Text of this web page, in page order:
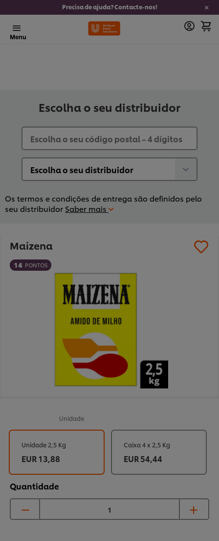
Precisa de ajuda? Contacte-nos!
Menu
Escolha o seu distribuidor
Os termos e condições de entrega são definidos pelo
seu distribuidor Saber mais
Maizena
14 PONTOS
Unidade
Quantidade
Unidade 2,5 Kg
EUR 13,88
Caixa 4 x 2,5 Kg
EUR 54,44